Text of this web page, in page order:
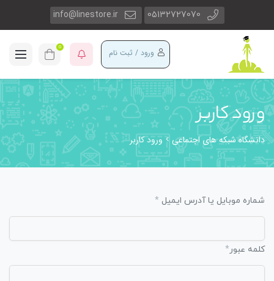
05132727070
info@linestore.ir
ورود / ثبت نام 0
ورود کاربر
دانشگاه شبکه های اجتماعی ورود کاربر
شماره موبایل یا آدرس ایمیل *
کلمه عبور *